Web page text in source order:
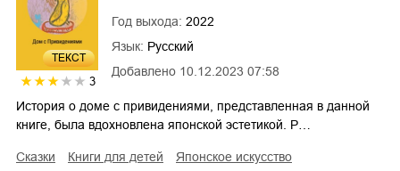
ТЕКСТ
3
Добавлено 10.12.2023 07:58
Год выхода: 2022
Язык: Русский
История о доме с привидениями, представленная в данной
книге, была вдохновлена японской эстетикой. Р…
сказки книги для детей
японское искусство